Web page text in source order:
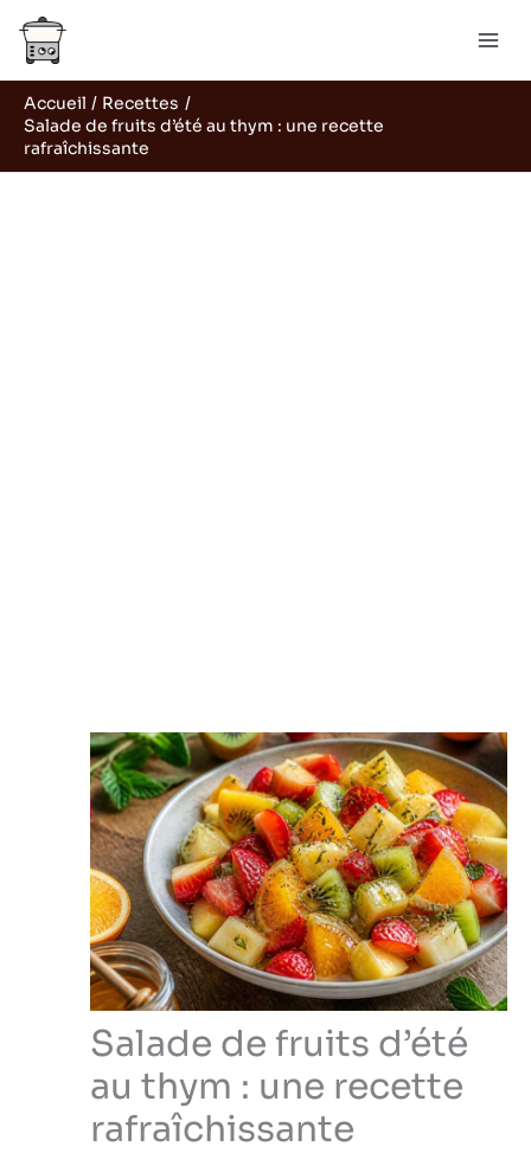
Aller
contenu
Accueil
Recettes
Salade de fruits d’été au thym : une recette
rafraîchissante
Salade de fruits d’été
au thym : une recette
rafraîchissante
e
c
h
e